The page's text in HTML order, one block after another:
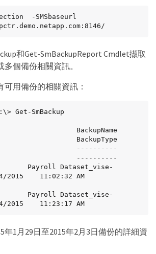
-SMSbaseurl
和Get-SmBackupReport Cmdlet擷取
個備份相關資訊。
可用備份的相關資訊：
BackupName
BackupType
----------
----------
2015    11:02:32 AM
2015    11:23:17 AM
年1月29日至2015年2月3日備份的詳細資